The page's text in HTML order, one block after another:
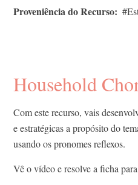
Proveniência do Recurso
Household
Com este recurso, vais
e estratégicas a propósito do
usando os pronomes reflexos.
Vê o vídeo e resolve a ficha